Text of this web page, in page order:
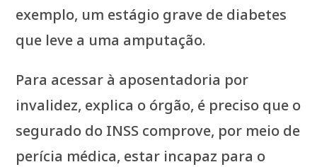
exemplo, um estágio grave de diabetes
que leve a uma amputação.
Para acessar à aposentadoria por
invalidez, explica o órgão, é preciso que o
segurado do INSS comprove, por meio de
perícia médica, estar incapaz para o